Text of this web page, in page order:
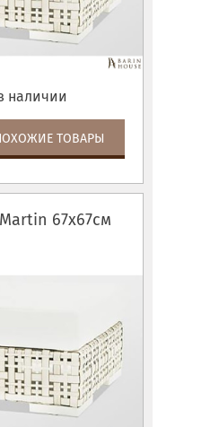
наличии
ТОВАРЫ
67x67см